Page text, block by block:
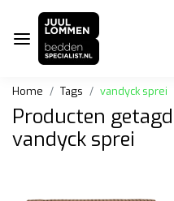
Home Tags vandyck sprei
Producten
vandyck sprei